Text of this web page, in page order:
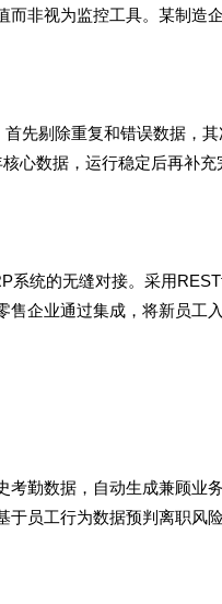
而非视为监控工具。某制造
先剔除重复和错误数据，
心数据，运行稳定后再补
系统的无缝对接。采用
售企业通过集成，将新员工
考勤数据，自动生成兼顾
于员工行为数据预判离职风